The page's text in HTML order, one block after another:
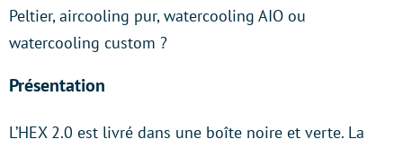
Peltier, aircooling pur, watercooling AIO ou
watercooling custom ?
Présentation
L’HEX 2.0 est livré dans une boîte noire et verte. La